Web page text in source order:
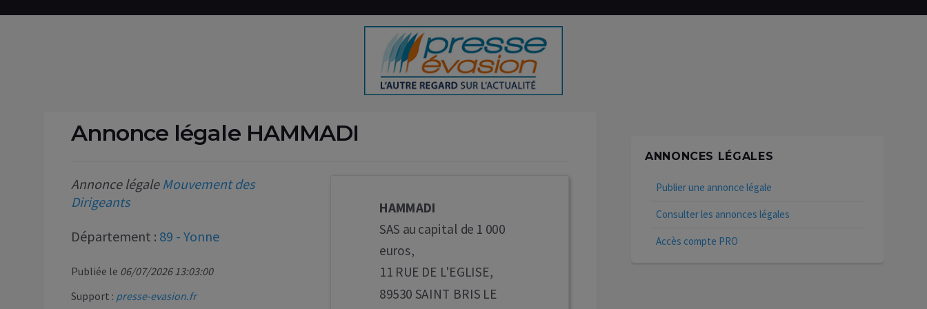
Annonce légale HAMMADI
Annonce légale Mouvement des
Dirigeants
Département : 89 - Yonne
Publiée le 06/07/2026 13:03:00
Support : presse-evasion.fr
HAMMADI
SAS au capital de 1 000
euros,
11 RUE DE L'EGLISE,
89530 SAINT BRIS LE
ANNONCES LÉGALES
Publier une annonce légale
Consulter les annonces légales
Accès compte PRO